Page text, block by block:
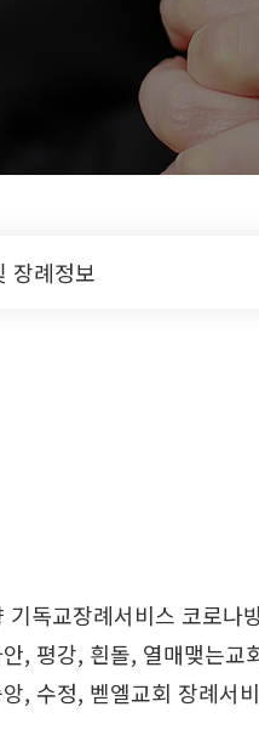
장례정보
기독교장례서비스 코로나
, 평강, 흰돌, 열매맺는교
, 수정, 벧엘교회 장례서